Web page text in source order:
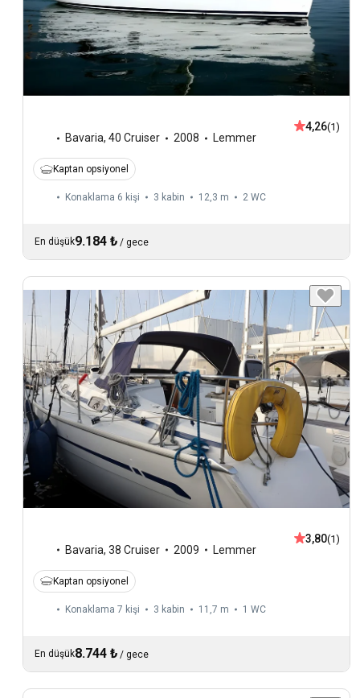
Bavaria, 40 Cruiser 2008 Lemmer
4,26(1)
Kaptan opsiyonel
Konaklama 6 kişi 3 kabin 12,3 m 2 WC
En düşük9.184 ₺ / gece
Bavaria, 38 Cruiser 2009 Lemmer
3,80(1)
Kaptan opsiyonel
Konaklama 7 kişi 3 kabin 11,7 m 1 WC
En düşük8.744 ₺ / gece